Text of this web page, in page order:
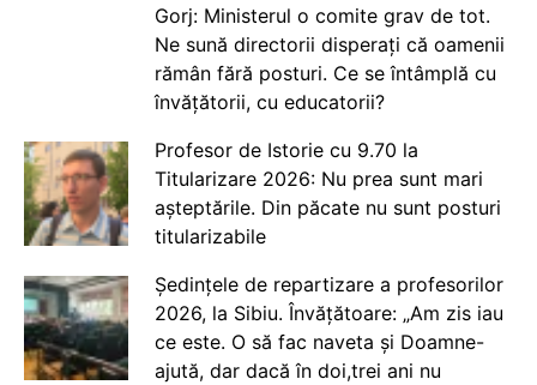
Gorj: Ministerul o comite grav de tot.
Ne sună directorii disperați că oamenii
rămân fără posturi. Ce se întâmplă cu
învățătorii, cu educatorii?
Profesor de Istorie cu 9.70 la
Titularizare 2026: Nu prea sunt mari
așteptările. Din păcate nu sunt posturi
titularizabile
Ședințele de repartizare a profesorilor
2026, la Sibiu. Învățătoare: „Am zis iau
ce este. O să fac naveta și Doamne-
ajută, dar dacă în doi,trei ani nu